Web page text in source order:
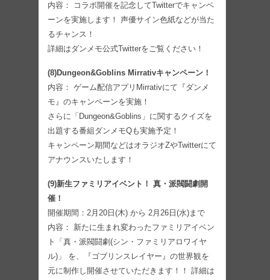
内容： コラボ開催を記念してTwitterでキャンペ
ーンを実施します！ 声優サイン色紙などが当た
るチャンス！
詳細はダンメモ公式Twitterをご覧ください！
(8)Dungeon&Goblins Mirrativキャンペーン！
内容： ゲーム配信アプリMirrativにて『ダンメ
モ』のキャンペーンを実施！
さらに「Dungeon&Goblins」に関するクイズを
出題する番組ダンメモQも実施予定！
キャンペーン期間などはオラジオZやTwitterにて
アナウンスいたします！
(9)新生ファミリアイベント！ 真・派閥闘劇開
催！
開催期間：2月20日(木) から 2月26日(水)まで
内容： 新たに生まれ変わったファミリアイベン
ト「真・派閥闘劇(シン・ファミリアロワイヤ
ル)」 を、『ゴブリンスレイヤー』の世界観を
元に制作し開催させていただきます！！ 詳細は